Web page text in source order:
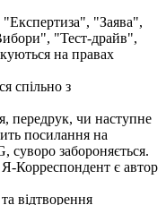
"Заява",
"Тест-драйв",
на правах
спільно з
передрук, чи наступне
посилання на
суворо забороняється.
Я-Корреспондент є автор
відтворення